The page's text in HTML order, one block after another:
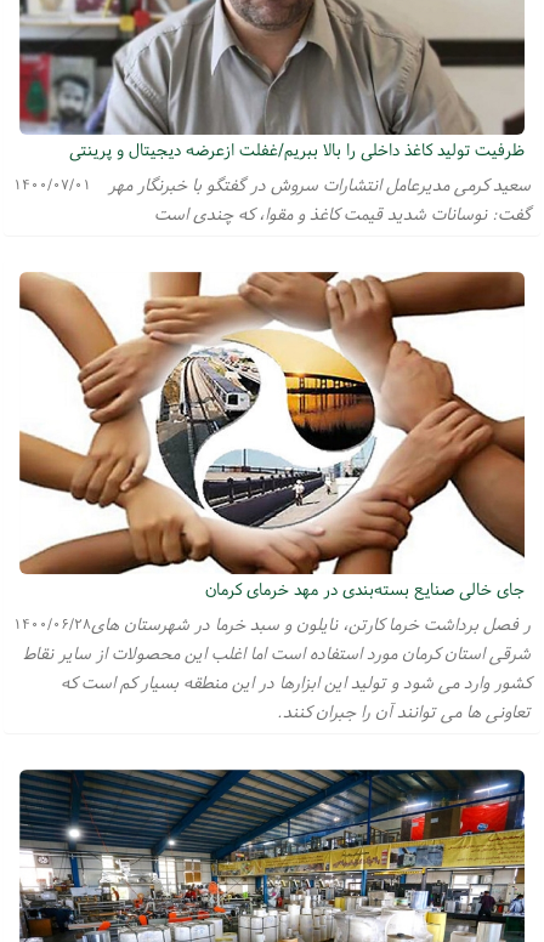
ظرفیت تولید کاغذ داخلی را بالا ببریم/غفلت ازعرضه دیجیتال و پرینتی
۱۴۰۰/۰۷/۰۱
سعید کرمی مدیرعامل انتشارات سروش در گفتگو با خبرنگار مهر
گفت:‌ نوسانات شدید قیمت کاغذ و مقوا، که چندی است
جای خالی صنایع بسته‌بندی در مهد خرمای کرمان
۱۴۰۰/۰۶/۲۸ر فصل برداشت خرما کارتن، نایلون و سبد خرما در شهرستان های
شرقی استان کرمان مورد استفاده است اما اغلب این محصولات از سایر نقاط
کشور وارد می شود و تولید این ابزارها در این منطقه بسیار کم است که
تعاونی ها می توانند آن را جبران کنند.